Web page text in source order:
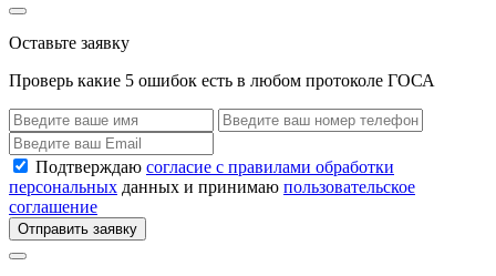
Оставьте заявку
Проверь какие 5 ошибок есть в любом протоколе ГОСА
Подтверждаю согласие с правилами обработки
персональных данных и принимаю пользовательское
соглашение
Отправить заявку